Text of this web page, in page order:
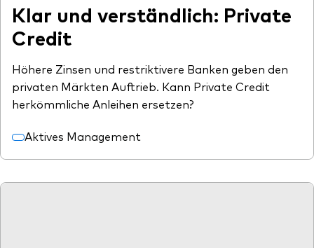
Klar und verständlich: Private
Credit
Höhere Zinsen und restriktivere Banken geben den
privaten Märkten Auftrieb. Kann Private Credit
herkömmliche Anleihen ersetzen?
Aktives Management